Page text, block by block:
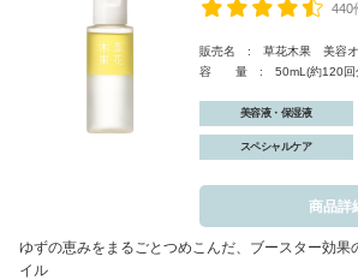
440
販売名 : 草花木果 美容オ
容 量 : 50mL(約120回分
美容液・保湿液
スペシャルケア
商品詳
ゆずの恵みをまるごとつめこんだ、ブースター効果
イル